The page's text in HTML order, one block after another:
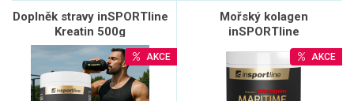
Doplněk stravy inSPORTline
Kreatin 500g
AKCE
Mořský kolagen
inSPORTline
MaritimeCollagen 200 g
AKCE